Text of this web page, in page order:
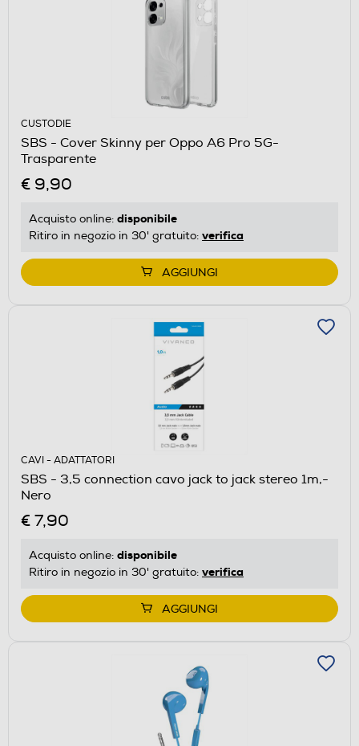
CUSTODIE
SBS - Cover Skinny per Oppo A6 Pro 5G-
Trasparente
€ 9,90
Acquisto online: disponibile
Ritiro in negozio in 30' gratuito: verifica
AGGIUNGI
CAVI - ADATTATORI
SBS - 3,5 connection cavo jack to jack stereo 1m,-
Nero
€ 7,90
Acquisto online: disponibile
Ritiro in negozio in 30' gratuito: verifica
AGGIUNGI